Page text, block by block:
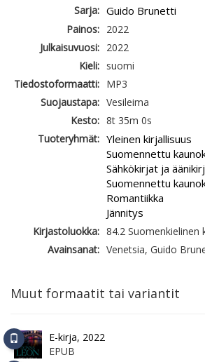
Sarja: Guido Brunetti
Painos: 2022
Julkaisuvuosi: 2022
Kieli: suomi
Tiedostoformaatti: MP3
Suojaustapa: Vesileima
Kesto: 8t 35m 0s
Tuoteryhmät: Yleinen kirjallisuus
Suomennettu
Sähkökirjat ja
Suomennettu
Romantiikka
Jännitys
Kirjastoluokka: 84.2 Suomenkielinen
Avainsanat: Venetsia, Guido
Muut formaatit tai variantit
E-kirja, 2022
EPUB